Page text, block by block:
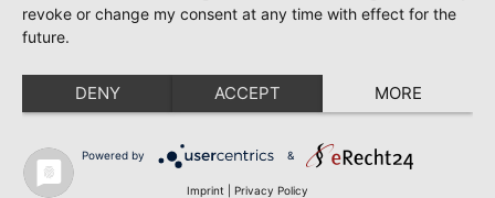
revoke or change my consent at any time with effect for the
future.
DENY ACCEPT MORE
Powered by &
Imprint Privacy Policy